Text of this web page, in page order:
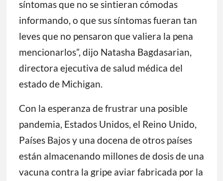
síntomas que no se sintieran cómodas
informando, o que sus síntomas fueran tan
leves que no pensaron que valiera la pena
mencionarlos”, dijo Natasha Bagdasarian,
directora ejecutiva de salud médica del
estado de Michigan.
Con la esperanza de frustrar una posible
pandemia, Estados Unidos, el Reino Unido,
Países Bajos y una docena de otros países
están almacenando millones de dosis de una
vacuna contra la gripe aviar fabricada por la